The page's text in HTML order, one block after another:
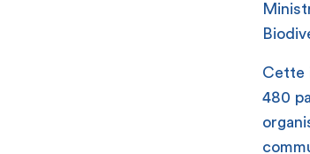
Cette
480